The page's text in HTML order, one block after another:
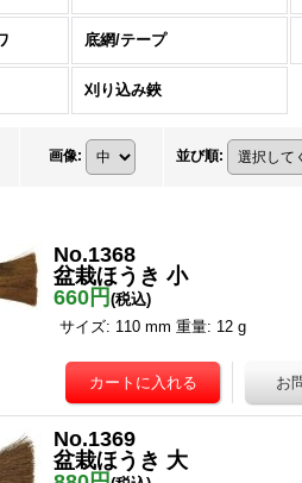
底網/テープ
刈り込み鋏
画像: 並び順:
No.1368
盆栽ほうき 小
660円 (税込)
サイズ: 110 mm 重量: 12 g
No.1369
盆栽ほうき 大